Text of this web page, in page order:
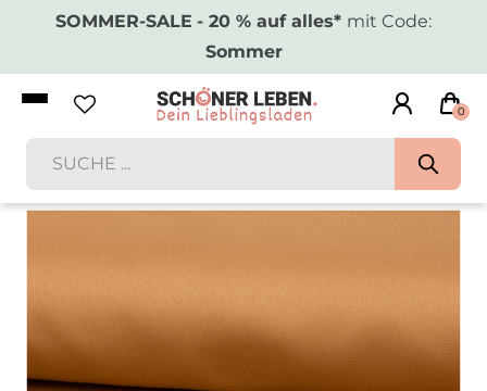
SOMMER-SALE - 20 % auf alles* mit Code:
Sommer
0